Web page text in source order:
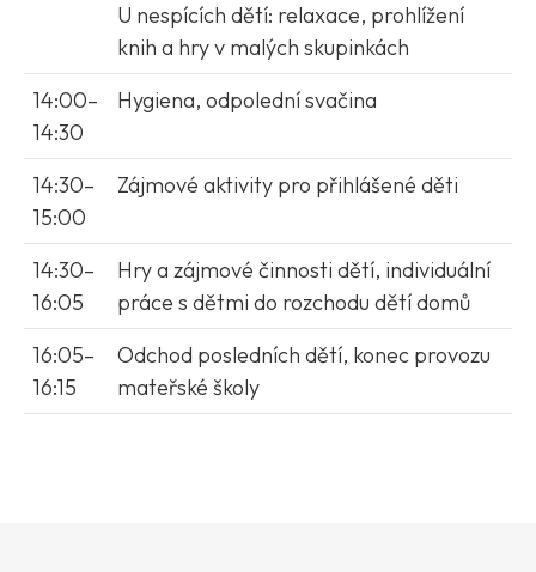
U nespících dětí: relaxace, prohlížení
knih a hry v malých skupinkách
14:00–
14:30
Hygiena, odpolední svačina
14:30–
15:00
Zájmové aktivity pro přihlášené děti
14:30–
16:05
Hry a zájmové činnosti dětí, individuální
práce s dětmi do rozchodu dětí domů
16:05–
16:15
Odchod posledních dětí, konec provozu
mateřské školy